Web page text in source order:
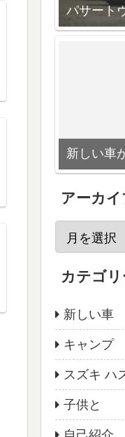
パサート
新しい車
アーカイ
カテゴリ
新しい車
キャンプ
スズキ ハ
子供と